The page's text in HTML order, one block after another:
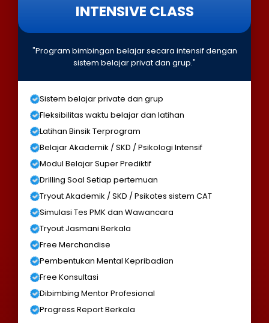
INTENSIVE CLASS
"Program bimbingan belajar secara intensif dengan
sistem belajar privat dan grup."
Sistem belajar private dan grup
Fleksibilitas waktu belajar dan latihan
Latihan Binsik Terprogram
Belajar Akademik / SKD / Psikologi Intensif
Modul Belajar Super Prediktif
Drilling Soal Setiap pertemuan
Tryout Akademik / SKD / Psikotes sistem CAT
Simulasi Tes PMK dan Wawancara
Tryout Jasmani Berkala
Free Merchandise
Pembentukan Mental Kepribadian
Free Konsultasi
Dibimbing Mentor Profesional
Progress Report Berkala